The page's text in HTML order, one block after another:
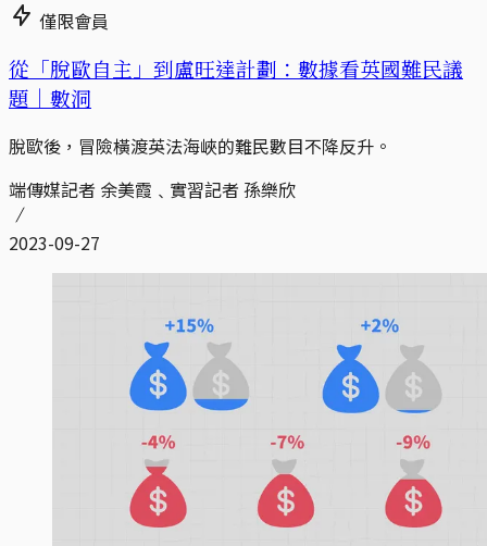
僅限會員
從「脫歐自主」到盧旺達計劃：數據看英國難民議
題｜數洞
脫歐後，冒險橫渡英法海峽的難民數目不降反升。
端傳媒記者 余美霞﹑實習記者 孫樂欣
2023-09-27